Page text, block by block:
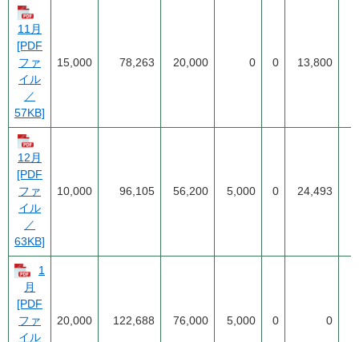
11月
[PDF
ファ
イル
／
57KB]
15,000 78,263 20,000 0 0 13,800
12月
[PDF
ファ
イル
／
63KB]
10,000 96,105 56,200 5,000 0 24,493
1
月
[PDF
ファ
イル
20,000 122,688 76,000 5,000 0 0